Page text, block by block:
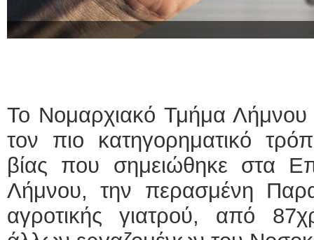
Το Νομαρχιακό Τμήμα Λήμνου
τον πιο κατηγορηματικό
βίας που σημειώθηκε στα
Λήμνου, την περασμένη
αγροτικής γιατρού, από